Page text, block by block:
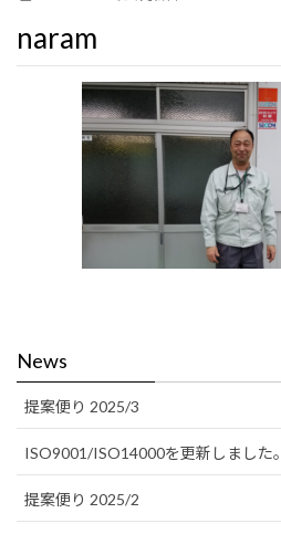
naram
News
提案便り 2025/3
ISO9001/ISO14000を更新しました。
提案便り 2025/2